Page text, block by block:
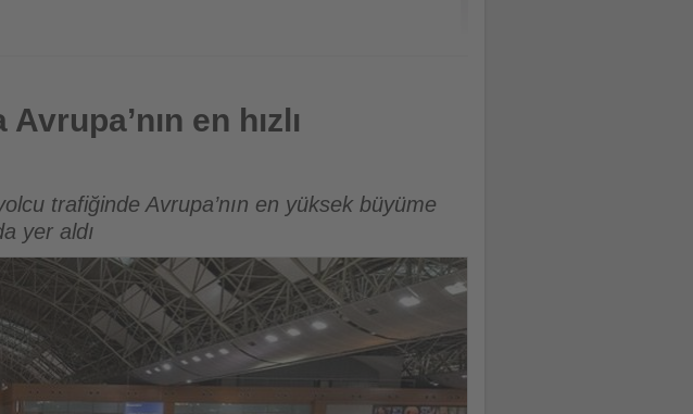
en hızlı
trafiğinde Avrupa’nın en yüksek büyüme
yer aldı